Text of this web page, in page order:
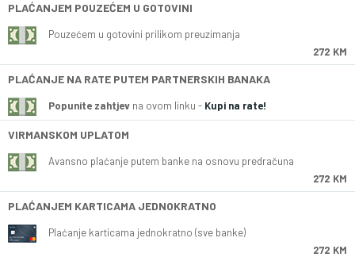
PLAĆANJEM POUZEĆEM U GOTOVINI
Pouzećem u gotovini prilikom preuzimanja
272 KM
PLAĆANJE NA RATE PUTEM PARTNERSKIH BANAKA
Popunite zahtjev na ovom linku - Kupi na rate!
VIRMANSKOM UPLATOM
Avansno plaćanje putem banke na osnovu predračuna
272 KM
PLAĆANJEM KARTICAMA JEDNOKRATNO
Plaćanje karticama jednokratno (sve banke)
272 KM